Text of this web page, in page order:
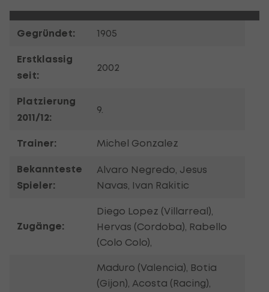
Gegründet: 1905
Erstklassig
seit:
2002
Platzierung
2011/12:
9.
Trainer: Michel Gonzalez
Bekannteste
Spieler:
Alvaro Negredo, Jesus
Navas, Ivan Rakitic
Zugänge:
Diego Lopez (Villarreal),
Hervas (Cordoba), Rabello
(Colo Colo),
Maduro (Valencia), Botia
(Gijon), Acosta (Racing),